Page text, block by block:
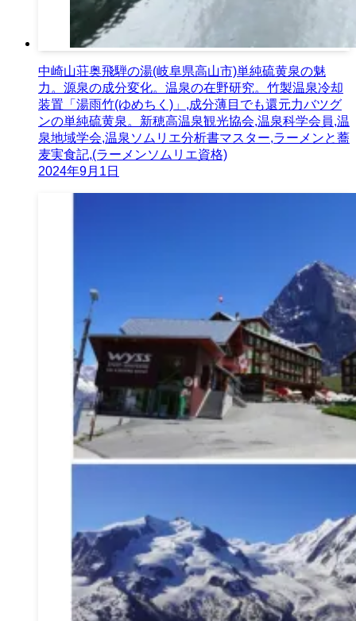
中崎山荘奥飛騨の湯(岐阜県高山市)単純硫黄泉の魅
力。源泉の成分変化。温泉の在野研究。竹製温泉冷却
装置「湯雨竹(ゆめちく)」,成分薄目でも還元力バツグ
ンの単純硫黄泉。新穂高温泉観光協会,温泉科学会員,温
泉地域学会,温泉ソムリエ分析書マスター,ラーメンと蕎
麦実食記,(ラーメンソムリエ資格)
2024年9月1日